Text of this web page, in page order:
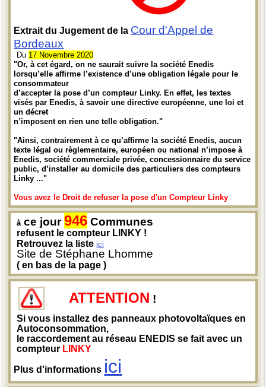
Extrait du Jugement de la Cour d'Appel de
Bordeaux
Du 17 Novembre 2020
"Or, à cet égard, on ne saurait suivre la société Enedis
lorsqu’elle affirme l’existence d’une obligation légale pour le
consommateur
d’accepter la pose d’un compteur Linky. En effet, les textes
visés par Enedis, à savoir une directive européenne, une loi et
un décret
n’imposent en rien une telle obligation."
"Ainsi, contrairement à ce qu’affirme la société Enedis, aucun
texte légal ou règlementaire, européen ou national n’impose à
Enedis, société commerciale privée, concessionnaire du service
public, d’installer au domicile des particuliers des compteurs
Linky ..."
Vous avez le Droit de refuser la pose d'un Compteur Linky
à ce jour946 Communes
refusent le compteur LINKY !
Retrouvez la listeici
Site de Stéphane Lhomme
( en bas de la page )
ATTENTION !
Si vous installez des panneaux photovoltaïques en
Autoconsommation,
le raccordement au réseau ENEDIS se fait avec un
compteur LINKY
Plus d'informations ici